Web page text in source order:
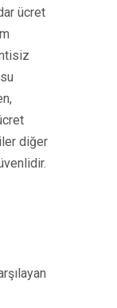
ücret
diğer